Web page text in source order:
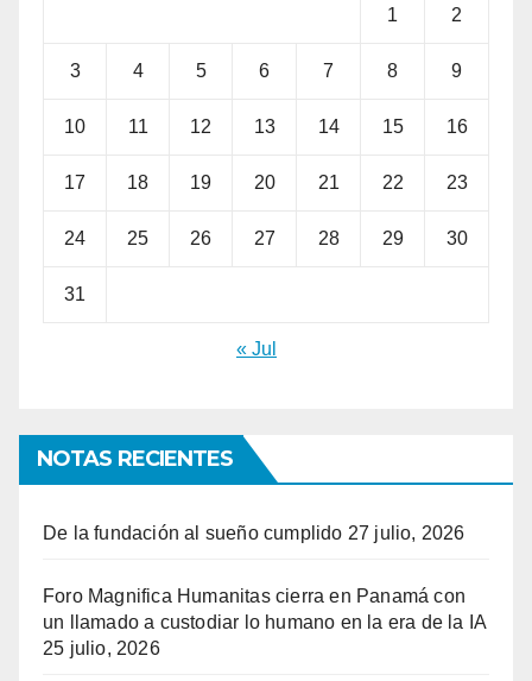
1 2
3 4 5 6 7 8 9
10 11 12 13 14 15 16
17 18 19 20 21 22 23
24 25 26 27 28 29 30
31
« Jul
NOTAS RECIENTES
De la fundación al sueño cumplido 27 julio, 2026
Foro Magnifica Humanitas cierra en Panamá con
un llamado a custodiar lo humano en la era de la IA
25 julio, 2026